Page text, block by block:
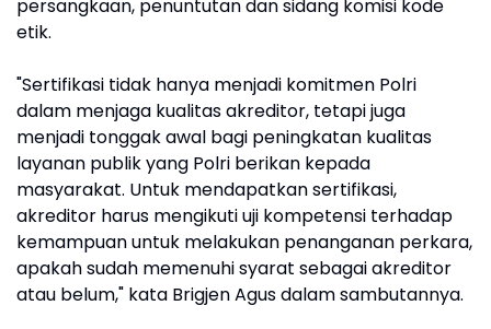
persangkaan, penuntutan dan sidang komisi kode
etik.
"Sertifikasi tidak hanya menjadi komitmen Polri
dalam menjaga kualitas akreditor, tetapi juga
menjadi tonggak awal bagi peningkatan kualitas
layanan publik yang Polri berikan kepada
masyarakat. Untuk mendapatkan sertifikasi,
akreditor harus mengikuti uji kompetensi terhadap
kemampuan untuk melakukan penanganan perkara,
apakah sudah memenuhi syarat sebagai akreditor
atau belum," kata Brigjen Agus dalam sambutannya.